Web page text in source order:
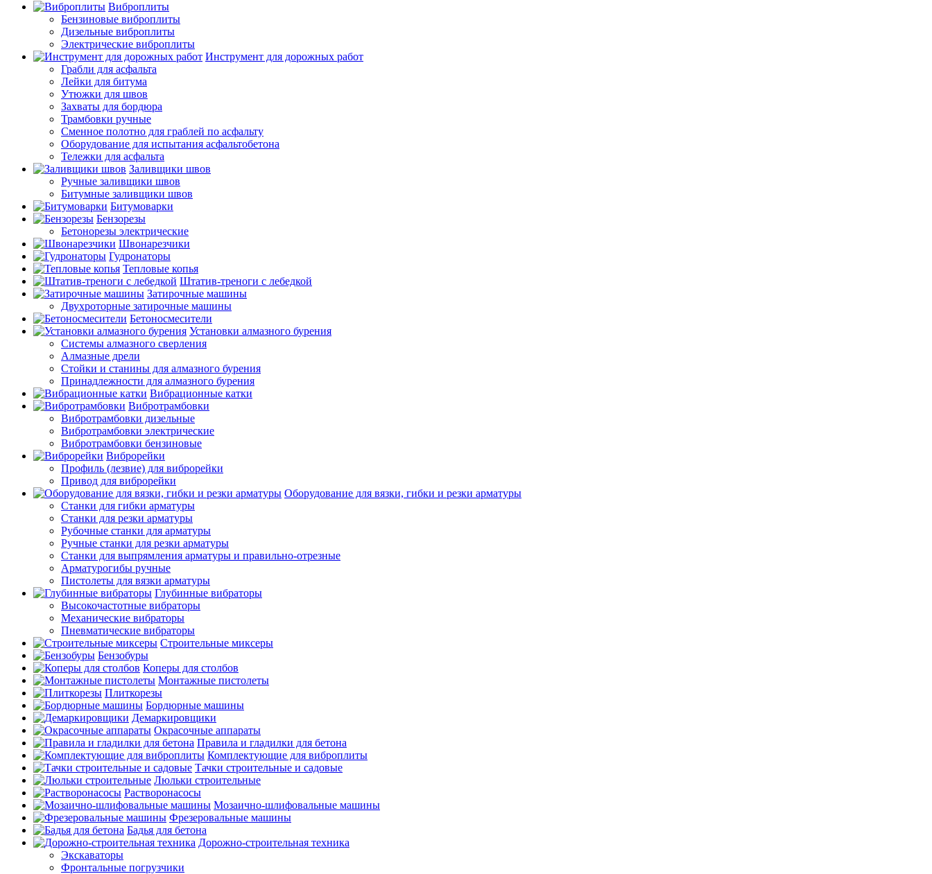
Виброплиты
Бензиновые виброплиты
Дизельные виброплиты
Электрические виброплиты
Инструмент для дорожных работ
Грабли для асфальта
Лейки для битума
Утюжки для швов
Захваты для бордюра
Трамбовки ручные
Сменное полотно для граблей по асфальту
Оборудование для испытания асфальтобетона
Тележки для асфальта
Заливщики швов
Ручные заливщики швов
Битумные заливщики швов
Битумоварки
Бензорезы
Бетонорезы электрические
Швонарезчики
Гудронаторы
Тепловые копья
Штатив-треноги с лебедкой
Затирочные машины
Двухроторные затирочные машины
Бетоносмесители
Установки алмазного бурения
Системы алмазного сверления
Алмазные дрели
Стойки и станины для алмазного бурения
Принадлежности для алмазного бурения
Вибрационные катки
Вибротрамбовки
Вибротрамбовки дизельные
Вибротрамбовки электрические
Вибротрамбовки бензиновые
Виброрейки
Профиль (лезвие) для виброрейки
Привод для виброрейки
Оборудование для вязки, гибки и резки арматуры
Станки для гибки арматуры
Станки для резки арматуры
Рубочные станки для арматуры
Ручные станки для резки арматуры
Станки для выпрямления арматуры и правильно-отрезные
Арматурогибы ручные
Пистолеты для вязки арматуры
Глубинные вибраторы
Высокочастотные вибраторы
Механические вибраторы
Пневматические вибраторы
Строительные миксеры
Бензобуры
Коперы для столбов
Монтажные пистолеты
Плиткорезы
Бордюрные машины
Демаркировщики
Окрасочные аппараты
Правила и гладилки для бетона
Комплектующие для виброплиты
Тачки строительные и садовые
Люльки строительные
Растворонасосы
Мозаично-шлифовальные машины
Фрезеровальные машины
Бадья для бетона
Дорожно-строительная техника
Экскаваторы
Фронтальные погрузчики